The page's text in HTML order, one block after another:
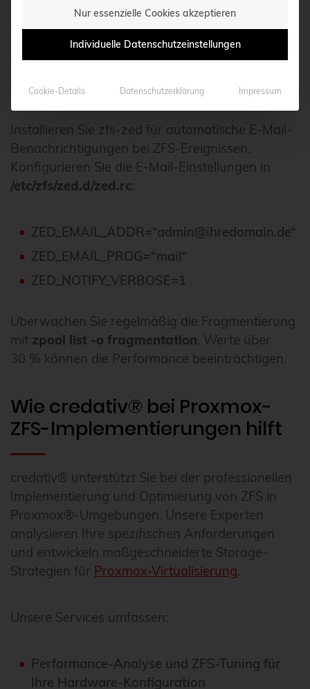
Überwachen Sie den Pool-Status mitzpool
status -v. Achten Sie auf Fehlermeldungen oder
degradierte Festplatten. Bei SMART-Fehlern
tauschen Sie betroffene Festplatten umgehend
aus.
Installieren Sie zfs-zed für automatische E-Mail-
Benachrichtigungen bei ZFS-Ereignissen.
Konfigurieren Sie die E-Mail-Einstellungen in
/etc/zfs/zed.d/zed.rc:
ZED_EMAIL_ADDR=“admin@ihredomain.de“
ZED_EMAIL_PROG=“mail“
ZED_NOTIFY_VERBOSE=1
Überwachen Sie regelmäßig die Fragmentierung
mit zpool list -o fragmentation. Werte über
30 % können die Performance beeinträchtigen.
Wie credativ® bei Proxmox-
ZFS-Implementierungen hilft
credativ® unterstützt Sie bei der professionellen
Implementierung und Optimierung von ZFS in
Proxmox®-Umgebungen. Unsere Experten
analysieren Ihre spezifischen Anforderungen
und entwickeln maßgeschneiderte Storage-
Strategien für Proxmox-Virtualisierung.
Unsere Services umfassen:
Performance-Analyse und ZFS-Tuning für
Ihre Hardware-Konfiguration
Nur essenzielle Cookies akzeptieren
Individuelle Datenschutzeinstellungen
Cookie-Details Datenschutzerklärung Impressum